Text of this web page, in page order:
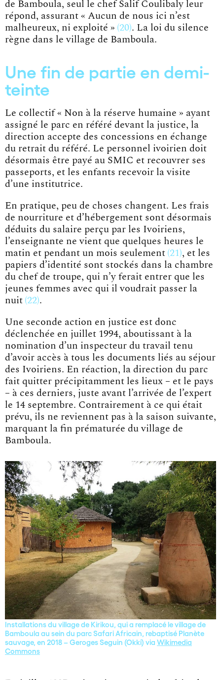
de Bamboula, seul le chef Salif Coulibaly leur
répond, assurant « Aucun de nous ici n’est
malheureux, ni exploité » 20 . La loi du silence
règne dans le village de Bamboula.
Une fin de partie en demi-
teinte
Le collectif « Non à la réserve humaine » ayant
assigné le parc en référé devant la justice, la
direction accepte des concessions en échange
du retrait du référé. Le personnel ivoirien doit
désormais être payé au SMIC et recouvrer ses
passeports, et les enfants recevoir la visite
d’une institutrice.
En pratique, peu de choses changent. Les frais
de nourriture et d’hébergement sont désormais
déduits du salaire perçu par les Ivoiriens,
l’enseignante ne vient que quelques heures le
matin et pendant un mois seulement 21 , et les
papiers d’identité sont stockés dans la chambre
du chef de troupe, qui n’y ferait entrer que les
jeunes femmes avec qui il voudrait passer la
nuit 22 .
Une seconde action en justice est donc
déclenchée en juillet 1994, aboutissant à la
nomination d’un inspecteur du travail tenu
d’avoir accès à tous les documents liés au séjour
des Ivoiriens. En réaction, la direction du parc
fait quitter précipitamment les lieux – et le pays
– à ces derniers, juste avant l’arrivée de l’expert
le 14 septembre. Contrairement à ce qui était
prévu, ils ne reviennent pas à la saison suivante,
marquant la fin prématurée du village de
Bamboula.
Installations du village de Kirikou, qui a remplacé le village de
Bamboula au sein du parc Safari Africain, rebaptisé Planète
sauvage, en 2018 – Geroges Seguin (Okki) via Wikimedia
Commons